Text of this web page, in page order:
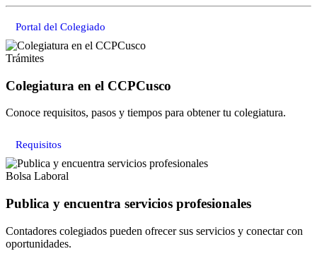
Portal del Colegiado
Trámites
Colegiatura en el CCPCusco
Conoce requisitos, pasos y tiempos para obtener tu colegiatura.
Requisitos
Bolsa Laboral
Publica y encuentra servicios profesionales
Contadores colegiados pueden ofrecer sus servicios y conectar con
oportunidades.